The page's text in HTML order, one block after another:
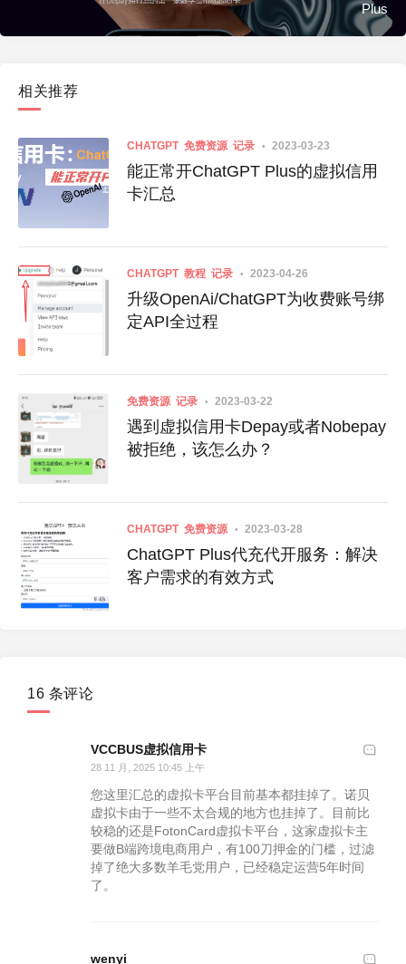
Plus
相关推荐
CHATGPT 免费资源 记录 2023-03-23
能正常开ChatGPT Plus的虚拟信用
卡汇总
CHATGPT 教程 记录 2023-04-26
升级OpenAi/ChatGPT为收费账号绑
定API全过程
免费资源 记录 2023-03-22
遇到虚拟信用卡Depay或者Nobepay
被拒绝，该怎么办？
CHATGPT 免费资源 2023-03-28
ChatGPT Plus代充代开服务：解决
客户需求的有效方式
16 条评论
VCCBUS虚拟信用卡
28 11 月, 2025 10:45 上午
您这里汇总的虚拟卡平台目前基本都挂掉了。诺贝
虚拟卡由于一些不太合规的地方也挂掉了。目前比
较稳的还是FotonCard虚拟卡平台，这家虚拟卡主
要做B端跨境电商用户，有100刀押金的门槛，过滤
掉了绝大多数羊毛党用户，已经稳定运营5年时间
了。
wenyi